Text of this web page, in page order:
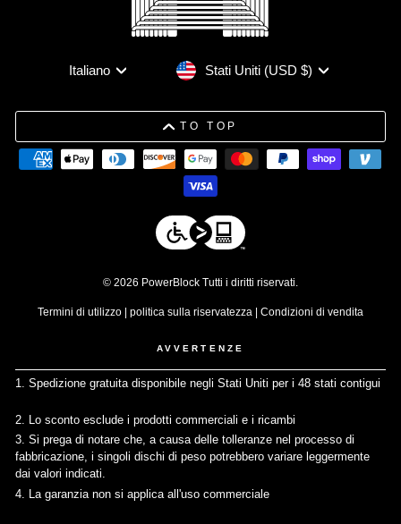
Lingua
Italiano Valuta Stati Uniti (USD $)
TO TOP
© 2026 PowerBlock Tutti i diritti riservati.
Termini di utilizzo politica sulla riservatezza Condizioni di vendita
AVVERTENZE
1. Spedizione gratuita disponibile negli Stati Uniti per i 48 stati contigui
2. Lo sconto esclude i prodotti commerciali e i ricambi
3. Si prega di notare che, a causa delle tolleranze nel processo di
fabbricazione, i singoli dischi di peso potrebbero variare leggermente
dai valori indicati.
4. La garanzia non si applica all'uso commerciale